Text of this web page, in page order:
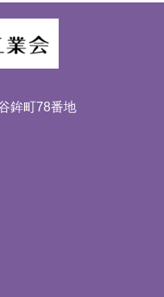
鉾町78番地